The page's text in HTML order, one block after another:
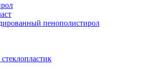
пенополистирол